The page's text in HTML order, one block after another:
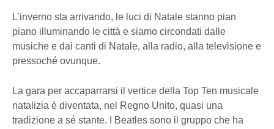
L’inverno sta arrivando, le luci di Natale stanno pian
piano illuminando le città e siamo circondati dalle
musiche e dai canti di Natale, alla radio, alla televisione e
pressoché ovunque.
La gara per accaparrarsi il vertice della Top Ten musicale
natalizia è diventata, nel Regno Unito, quasi una
tradizione a sé stante. I Beatles sono il gruppo che ha